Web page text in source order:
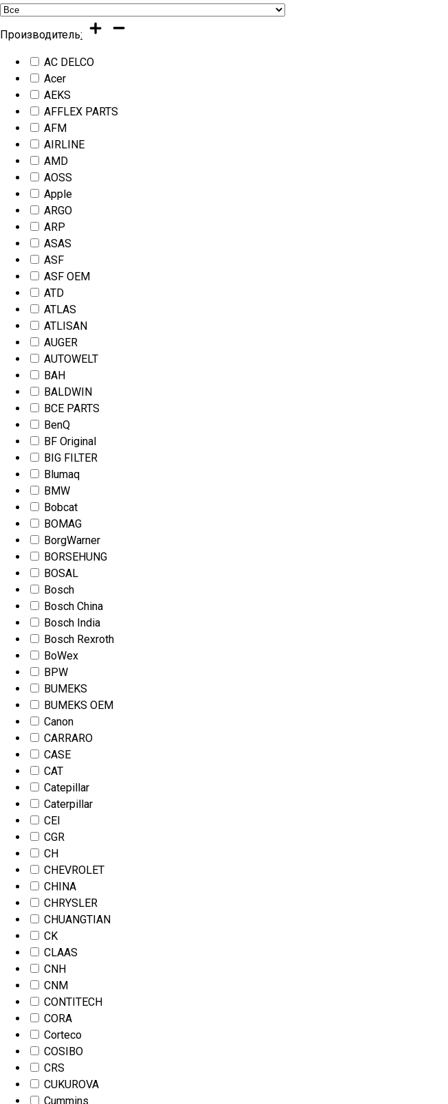
Производитель:
AC DELCO
Acer
AEKS
AFFLEX PARTS
AFM
AIRLINE
AMD
AOSS
Apple
ARGO
ARP
ASAS
ASF
ASF OEM
ATD
ATLAS
ATLISAN
AUGER
AUTOWELT
BAH
BALDWIN
BCE PARTS
BenQ
BF Original
BIG FILTER
Blumaq
BMW
Bobcat
BOMAG
BorgWarner
BORSEHUNG
BOSAL
Bosch
Bosch China
Bosch India
Bosch Rexroth
BoWex
BPW
BUMEKS
BUMEKS OEM
Canon
CARRARO
CASE
CAT
Catepillar
Caterpillar
CEI
CGR
CH
CHEVROLET
CHINA
CHRYSLER
CHUANGTIAN
CK
CLAAS
CNH
CNM
CONTITECH
CORA
Corteco
COSIBO
CRS
CUKUROVA
Cummins